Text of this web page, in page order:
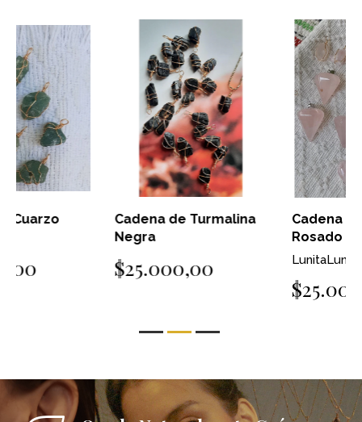
Cadena de Turmalina
$25.000,00
Cadena de Cuarzo